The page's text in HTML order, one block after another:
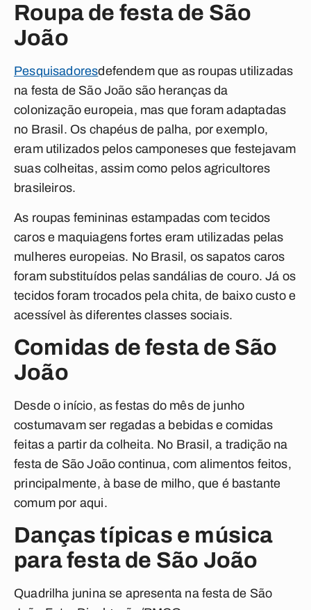
Roupa de festa de São
João
Pesquisadoresdefendem que as roupas utilizadas
na festa de São João são heranças da
colonização europeia, mas que foram adaptadas
no Brasil. Os chapéus de palha, por exemplo,
eram utilizados pelos camponeses que festejavam
suas colheitas, assim como pelos agricultores
brasileiros.
As roupas femininas estampadas com tecidos
caros e maquiagens fortes eram utilizadas pelas
mulheres europeias. No Brasil, os sapatos caros
foram substituídos pelas sandálias de couro. Já os
tecidos foram trocados pela chita, de baixo custo e
acessível às diferentes classes sociais.
Comidas de festa de São
João
Desde o início, as festas do mês de junho
costumavam ser regadas a bebidas e comidas
feitas a partir da colheita. No Brasil, a tradição na
festa de São João continua, com alimentos feitos,
principalmente, à base de milho, que é bastante
comum por aqui.
Danças típicas e música
para festa de São João
Quadrilha junina se apresenta na festa de São